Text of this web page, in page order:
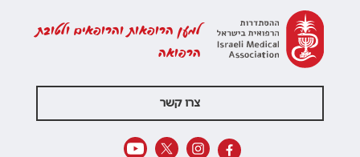
למען הרופאות והרופאים ולטובת
הרפואה
צרו קשר